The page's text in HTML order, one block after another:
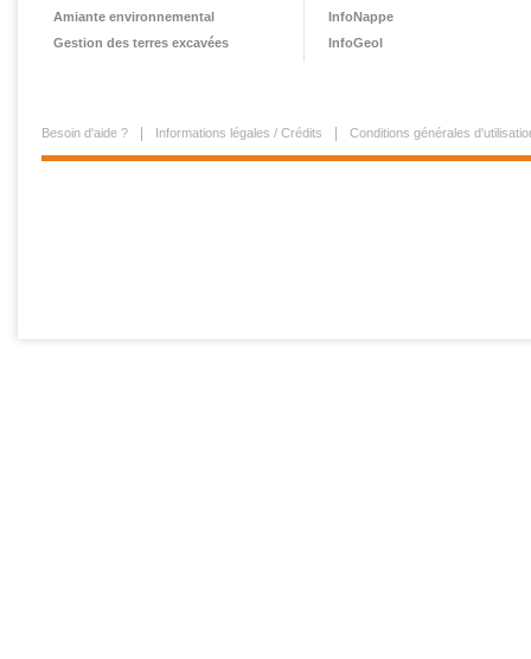
Amiante environnemental
Gestion des terres excavées
InfoNappe
InfoGeol
Besoin d'aide ? Informations légales / Crédits Conditions générales